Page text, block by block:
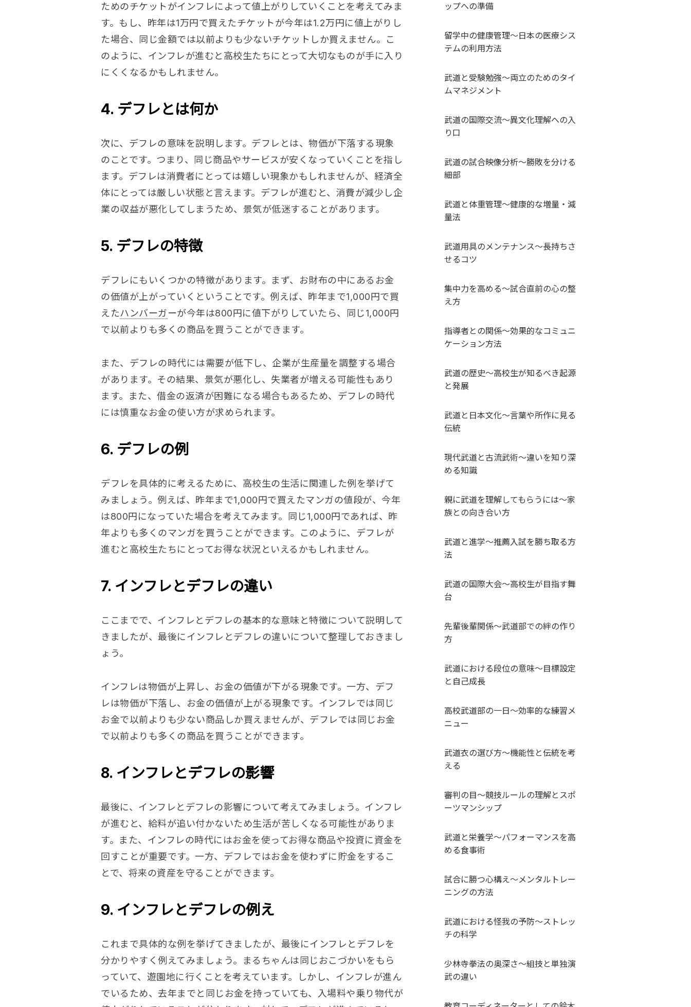
ためのチケットがインフレによって値上がりしていくことを考えてみま
す。もし、昨年は1万円で買えたチケットが今年は1.2万円に値上がりし
た場合、同じ金額では以前よりも少ないチケットしか買えません。こ
のように、インフレが進むと高校生たちにとって大切なものが手に入り
にくくなるかもしれません。
4. デフレとは何か
次に、デフレの意味を説明します。デフレとは、物価が下落する現象
のことです。つまり、同じ商品やサービスが安くなっていくことを指し
ます。デフレは消費者にとっては嬉しい現象かもしれませんが、経済全
体にとっては厳しい状態と言えます。デフレが進むと、消費が減少し企
業の収益が悪化してしまうため、景気が低迷することがあります。
5. デフレの特徴
デフレにもいくつかの特徴があります。まず、お財布の中にあるお金
の価値が上がっていくということです。例えば、昨年まで1,000円で買
えたハンバーガーが今年は800円に値下がりしていたら、同じ1,000円
で以前よりも多くの商品を買うことができます。
また、デフレの時代には需要が低下し、企業が生産量を調整する場合
があります。その結果、景気が悪化し、失業者が増える可能性もあり
ます。また、借金の返済が困難になる場合もあるため、デフレの時代
には慎重なお金の使い方が求められます。
6. デフレの例
デフレを具体的に考えるために、高校生の生活に関連した例を挙げて
みましょう。例えば、昨年まで1,000円で買えたマンガの値段が、今年
は800円になっていた場合を考えてみます。同じ1,000円であれば、昨
年よりも多くのマンガを買うことができます。このように、デフレが
進むと高校生たちにとってお得な状況といえるかもしれません。
7. インフレとデフレの違い
ここまでで、インフレとデフレの基本的な意味と特徴について説明して
きましたが、最後にインフレとデフレの違いについて整理しておきまし
ょう。
インフレは物価が上昇し、お金の価値が下がる現象です。一方、デフ
レは物価が下落し、お金の価値が上がる現象です。インフレでは同じ
お金で以前よりも少ない商品しか買えませんが、デフレでは同じお金
で以前よりも多くの商品を買うことができます。
8. インフレとデフレの影響
最後に、インフレとデフレの影響について考えてみましょう。インフレ
が進むと、給料が追い付かないため生活が苦しくなる可能性がありま
す。また、インフレの時代にはお金を使ってお得な商品や投資に資金を
回すことが重要です。一方、デフレではお金を使わずに貯金をするこ
とで、将来の資産を守ることができます。
9. インフレとデフレの例え
これまで具体的な例を挙げてきましたが、最後にインフレとデフレを
分かりやすく例えてみましょう。まるちゃんは同じおこづかいをもら
っていて、遊園地に行くことを考えています。しかし、インフレが進ん
でいるため、去年までと同じお金を持っていても、入場料や乗り物代が
ップへの準備
留学中の健康管理～日本の医療シス
テムの利用方法
武道と受験勉強～両立のためのタイ
ムマネジメント
武道の国際交流～異文化理解への入
り口
武道の試合映像分析～勝敗を分ける
細部
武道と体重管理～健康的な増量・減
量法
武道用具のメンテナンス～長持ちさ
せるコツ
集中力を高める～試合直前の心の整
え方
指導者との関係～効果的なコミュニ
ケーション方法
武道の歴史～高校生が知るべき起源
と発展
武道と日本文化～言葉や所作に見る
伝統
現代武道と古流武術～違いを知り深
める知識
親に武道を理解してもらうには～家
族との向き合い方
武道と進学～推薦入試を勝ち取る方
法
武道の国際大会～高校生が目指す舞
台
先輩後輩関係～武道部での絆の作り
方
武道における段位の意味～目標設定
と自己成長
高校武道部の一日～効率的な練習メ
ニュー
武道衣の選び方～機能性と伝統を考
える
審判の目～競技ルールの理解とスポ
ーツマンシップ
武道と栄養学～パフォーマンスを高
める食事術
試合に勝つ心構え～メンタルトレー
ニングの方法
武道における怪我の予防～ストレッ
チの科学
少林寺拳法の奥深さ～組技と単独演
武の違い